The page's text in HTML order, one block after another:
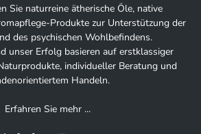
Sie naturreine ätherische Öle, native
Produkte zur Unterstützung der
des psychischen Wohlbefindens.
unser Erfolg basieren auf erstklassiger
individueller Beratung und
Handeln.
Erfahren Sie mehr ...